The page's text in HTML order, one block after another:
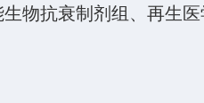
物抗衰制剂组、再生